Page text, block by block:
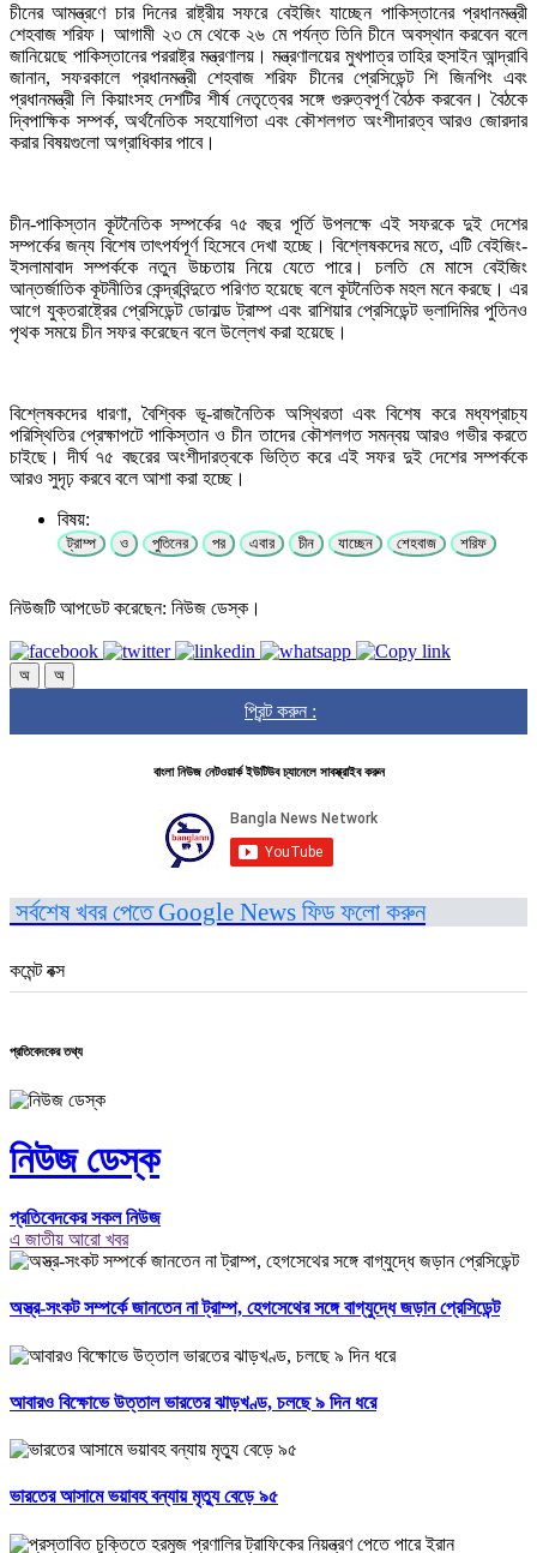
চীনের আমন্ত্রণে চার দিনের রাষ্ট্রীয় সফরে বেইজিং যাচ্ছেন পাকিস্তানের প্রধানমন্ত্রী
শেহবাজ শরিফ। আগামী ২৩ মে থেকে ২৬ মে পর্যন্ত তিনি চীনে অবস্থান করবেন বলে
জানিয়েছে পাকিস্তানের পররাষ্ট্র মন্ত্রণালয়। মন্ত্রণালয়ের মুখপাত্র তাহির হুসাইন আন্দ্রাবি
জানান, সফরকালে প্রধানমন্ত্রী শেহবাজ শরিফ চীনের প্রেসিডেন্ট শি জিনপিং এবং
প্রধানমন্ত্রী লি কিয়াংসহ দেশটির শীর্ষ নেতৃত্বের সঙ্গে গুরুত্বপূর্ণ বৈঠক করবেন। বৈঠকে
দ্বিপাক্ষিক সম্পর্ক, অর্থনৈতিক সহযোগিতা এবং কৌশলগত অংশীদারত্ব আরও জোরদার
করার বিষয়গুলো অগ্রাধিকার পাবে।
চীন-পাকিস্তান কূটনৈতিক সম্পর্কের ৭৫ বছর পূর্তি উপলক্ষে এই সফরকে দুই দেশের
সম্পর্কের জন্য বিশেষ তাৎপর্যপূর্ণ হিসেবে দেখা হচ্ছে। বিশ্লেষকদের মতে, এটি বেইজিং-
ইসলামাবাদ সম্পর্ককে নতুন উচ্চতায় নিয়ে যেতে পারে। চলতি মে মাসে বেইজিং
আন্তর্জাতিক কূটনীতির কেন্দ্রবিন্দুতে পরিণত হয়েছে বলে কূটনৈতিক মহল মনে করছে। এর
আগে যুক্তরাষ্ট্রের প্রেসিডেন্ট ডোনাল্ড ট্রাম্প এবং রাশিয়ার প্রেসিডেন্ট ভ্লাদিমির পুতিনও
পৃথক সময়ে চীন সফর করেছেন বলে উল্লেখ করা হয়েছে।
বিশ্লেষকদের ধারণা, বৈশ্বিক ভূ-রাজনৈতিক অস্থিরতা এবং বিশেষ করে মধ্যপ্রাচ্য
পরিস্থিতির প্রেক্ষাপটে পাকিস্তান ও চীন তাদের কৌশলগত সমন্বয় আরও গভীর করতে
চাইছে। দীর্ঘ ৭৫ বছরের অংশীদারত্বকে ভিত্তি করে এই সফর দুই দেশের সম্পর্ককে
আরও সুদৃঢ় করবে বলে আশা করা হচ্ছে।
বিষয়:
ট্রাম্প ও পুতিনের পর এবার চীন যাচ্ছেন শেহবাজ শরিফ
নিউজটি আপডেট করেছেন: নিউজ ডেস্ক।
অ অ
প্রিন্ট করুন :
বাংলা নিউজ নেটওয়ার্ক ইউটিউব চ্যানেলে সাবস্ক্রাইব করুন
সর্বশেষ খবর পেতে Google News ফিড ফলো করুন
কমেন্ট বক্স
প্রতিবেদকের তথ্য
নিউজ ডেস্ক
প্রতিবেদকের সকল নিউজ
এ জাতীয় আরো খবর
অস্ত্র-সংকট সম্পর্কে জানতেন না ট্রাম্প, হেগসেথের সঙ্গে বাগ্‌যুদ্ধে জড়ান প্রেসিডেন্ট
আবারও বিক্ষোভে উত্তাল ভারতের ঝাড়খণ্ড, চলছে ৯ দিন ধরে
ভারতের আসামে ভয়াবহ বন্যায় মৃত্যু বেড়ে ৯৫